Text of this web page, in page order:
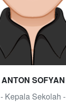
ANTON SOFYAN
- Kepala Sekolah -